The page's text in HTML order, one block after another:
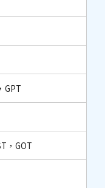
GPT
，GOT